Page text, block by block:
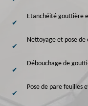
Etanchéité gouttière
Nettoyage et pose de
Débouchage de
Pose de pare feuilles